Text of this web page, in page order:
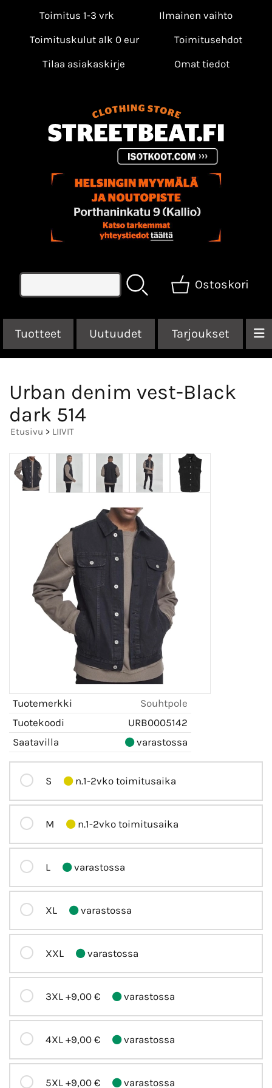
Toimitus 1-3 vrk
Ilmainen vaihto
Toimituskulut alk 0 eur
Toimitusehdot
Tilaa asiakaskirje
Omat tiedot
Ostoskori
Tuotteet Uutuudet Tarjoukset
Urban denim vest-Black
dark 514
Etusivu > LIIVIT
Tuotemerkki
Souhtpole
Tuotekoodi
URB0005142
Saatavilla
varastossa
S n.1-2vko toimitusaika
M n.1-2vko toimitusaika
L varastossa
XL varastossa
XXL varastossa
3XL +9,00 € varastossa
4XL +9,00 € varastossa
5XL +9,00 € varastossa